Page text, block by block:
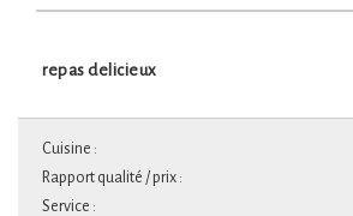
repas delicieux
Cuisine :
Rapport qualité / prix :
Service :